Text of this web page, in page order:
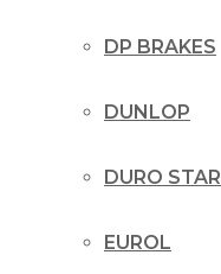
DP BRAKES
DUNLOP
DURO STAR
EUROL